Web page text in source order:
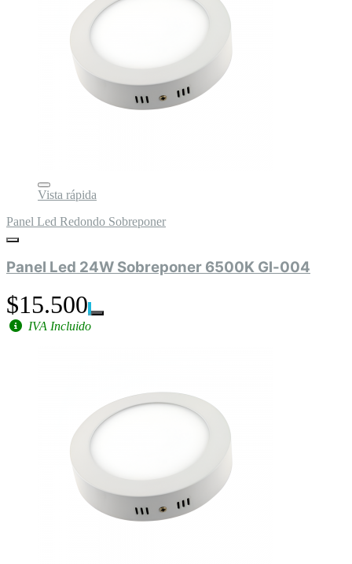
Vista rápida
Panel Led Redondo Sobreponer
Panel Led 24W Sobreponer 6500K Gl-004
$15.500
IVA Incluido